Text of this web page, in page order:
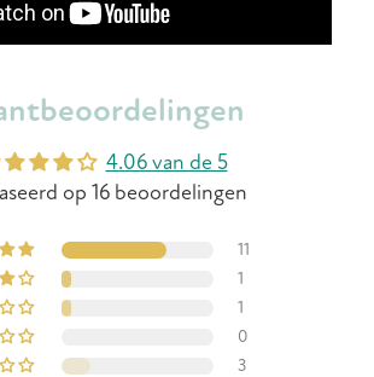
4.06 van de 5
op 16 beoordelingen
11
1
1
0
3